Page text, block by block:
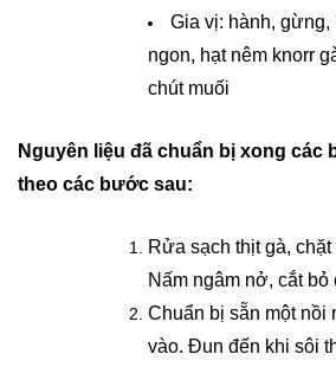
Gia vị: hành,
ngon, hạt nêm knorr
chút muối
Nguyên liệu đã chuẩn bị xong các
theo các bước sau:
Rửa sạch thịt gà,
Nấm ngâm nở, cắt bỏ
Chuẩn bị sẵn một nồi
vào. Đun đến khi sôi